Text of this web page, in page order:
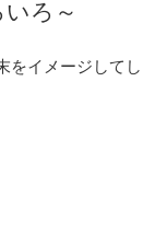
ろ～
をイメージしてし